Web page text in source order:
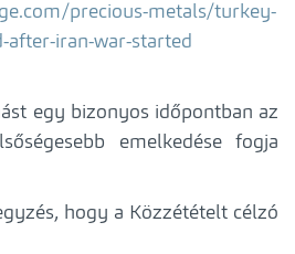
precious-metals/turkey-
after-iran-war-started
egy bizonyos időpontban az
emelkedése fogja
hogy a Közzétételt célzó